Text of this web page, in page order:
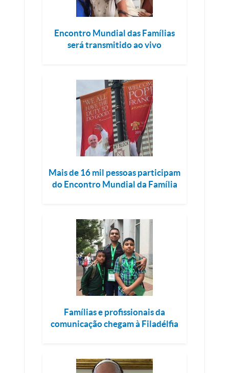
Encontro Mundial das Famílias
será transmitido ao vivo
Mais de 16 mil pessoas participam
do Encontro Mundial da Família
Famílias e profissionais da
comunicação chegam à Filadélfia